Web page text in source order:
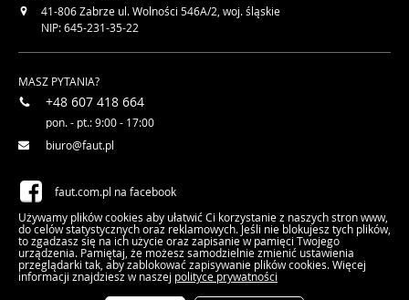
41-806Zabrze ul. Wolności 546A/2 woj. śląskie
NIP: 645-231-35-22
MASZ PYTANIA?
+48 607 418 664
pon. - pt.: 9:00 - 17:00
biuro@faut.pl
faut.com.pl na facebook
faut.com.pl na Twitter
Używamy plików cookies aby ułatwić Ci korzystanie z naszych stron www,
do celów statystycznych oraz reklamowych. Jeśli nie blokujesz tych plików,
to zgadzasz się na ich użycie oraz zapisanie w pamięci Twojego
urządzenia. Pamiętaj, że możesz samodzielnie zmienić ustawienia
przeglądarki tak, aby zablokować zapisywanie plików cookies. Więcej
informacji znajdziesz w naszej polityce prywatności